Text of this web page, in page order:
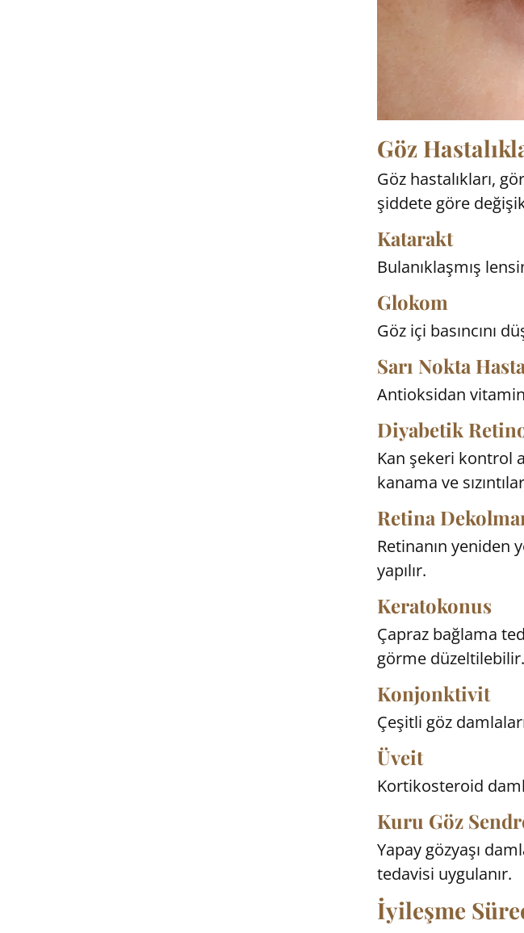
Göz
Göz hastalıkları,
şiddete göre
Katarakt
Bulanıklaşmış
Glokom
Göz içi basıncını
Sarı Nokta
Antioksidan
Diyabetik
Kan şekeri kontrol
kanama ve
Retina
Retinanın yeniden
yapılır.
Keratokonus
Çapraz bağlama
görme düzeltilebilir.
Konjonktivit
Çeşitli göz
Üveit
Kortikosteroid
Kuru Göz
Yapay gözyaşı
tedavisi uygulanır.
İyileşme